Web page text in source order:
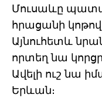
Մուսաևը
հրացանի
Այնուհետև
որտեղ նա
Ավելի ուշ նա
Երևան։